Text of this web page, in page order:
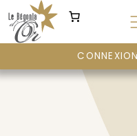
au
contenu
FR
CONNEXION